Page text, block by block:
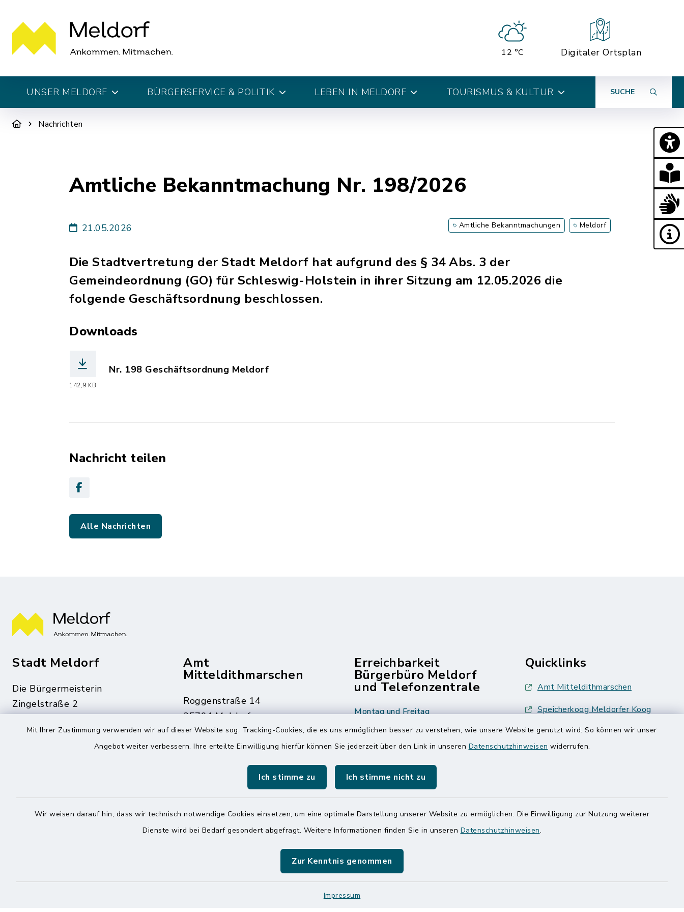
Mit Ihrer Zustimmung verwenden wir auf dieser Website sog. Tracking-Cookies, die es uns ermöglichen besser zu verstehen, wie unsere Website genutzt wird. So können wir unser
Angebot weiter verbessern. Ihre erteilte Einwilligung hierfür können Sie jederzeit über den Link in unseren Datenschutzhinweisen widerrufen.
Ich stimme zu Ich stimme nicht zu
Wir weisen darauf hin, dass wir technisch notwendige Cookies einsetzen, um eine optimale Darstellung unserer Website zu ermöglichen. Die Einwilligung zur Nutzung weiterer
Dienste wird bei Bedarf gesondert abgefragt. Weitere Informationen finden Sie in unseren Datenschutzhinweisen.
Zur Kenntnis genommen
Impressum
12 °C Digitaler Ortsplan
UNSER MELDORF BÜRGERSERVICE & POLITIK LEBEN IN MELDORF TOURISMUS & KULTUR SUCHE
Nachrichten
Amtliche Bekanntmachung Nr. 198/2026
21.05.2026 Amtliche Bekanntmachungen Meldorf
Die Stadtvertretung der Stadt Meldorf hat aufgrund des § 34 Abs. 3 der
Gemeindeordnung (GO) für Schleswig-Holstein in ihrer Sitzung am 12.05.2026 die
folgende Geschäftsordnung beschlossen.
Downloads
142,9 KB
Nr. 198 Geschäftsordnung Meldorf
Nachricht teilen
Alle Nachrichten
Stadt Meldorf
Die Bürgermeisterin
Zingelstraße 2
04832 6065-301
Amt
Mitteldithmarschen
Roggenstraße 14
25704 Meldorf
04832 6065-0
04832 6065-215
info@mitteldithmarschen.de
Erreichbarkeit
Bürgerbüro Meldorf
und Telefonzentrale
Montag und Freitag
7:00 Uhr - 12:00 Uhr
Dienstag und Donnerstag
8:00 Uhr - 12:00 Uhr
14:00 Uhr - 18:00 Uhr
Online-TerminvereinbarungHaben
Sie ein dringendes Anliegen,
finden aber online keinen
zeitnahen Termin? Rufen Sie uns
gerne unter der Telefonnummer
04832 6065 0 an!
Quicklinks
Amt Mitteldithmarschen
Speicherkoog Meldorfer Koog
Nationalpark Wattenmeer